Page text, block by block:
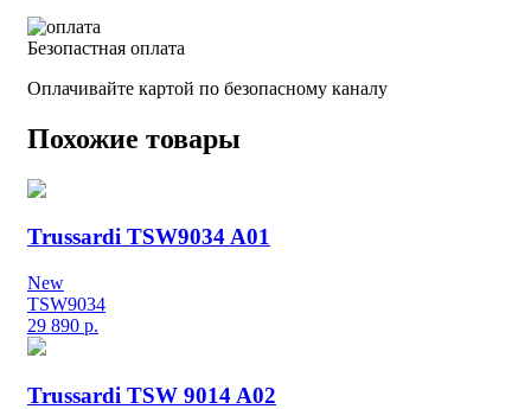
Безопастная оплата
Оплачивайте картой по безопасному каналу
Похожие товары
Trussardi TSW9034 A01
New
TSW9034
29 890 р.
Trussardi TSW 9014 A02